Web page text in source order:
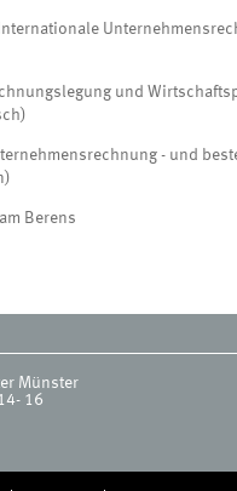
und
- und
Berens
Münster
16